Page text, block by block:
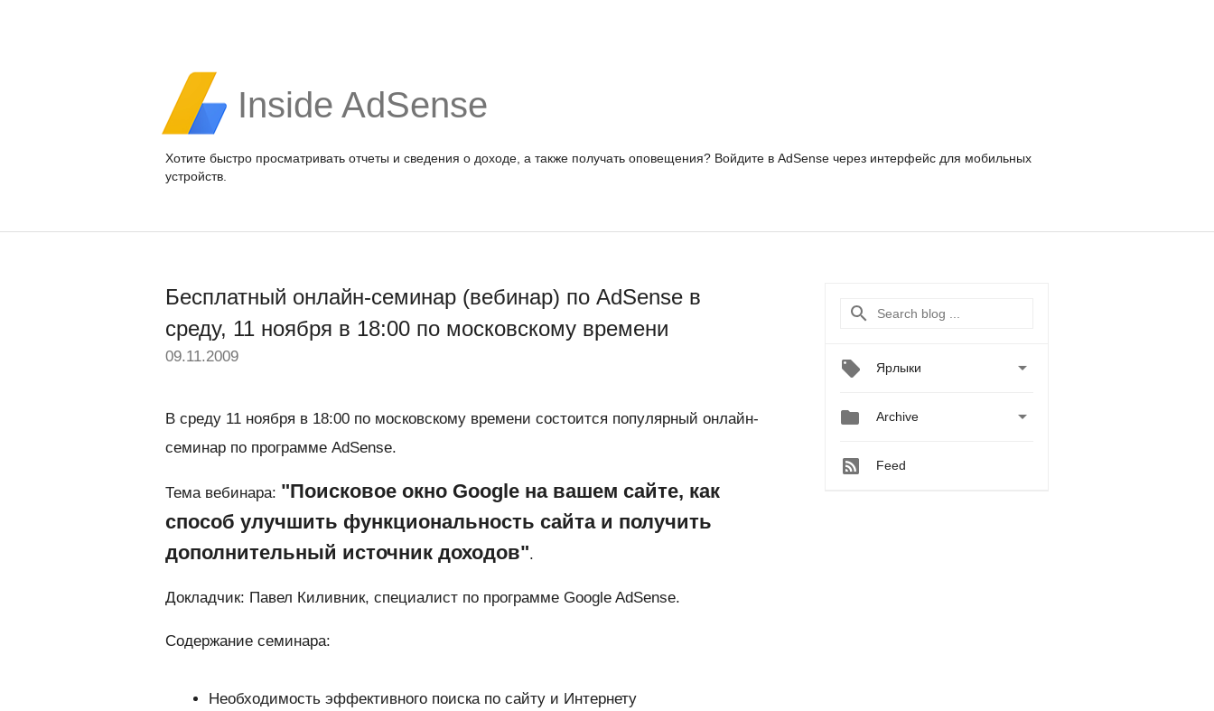
Inside AdSense
Хотите быстро просматривать отчеты и сведения о доходе, а также получать оповещения? Войдите в AdSense через интерфейс для мобильных
устройств.
Бесплатный онлайн-семинар (вебинар) по AdSense в
среду, 11 ноября в 18:00 по московскому времени
09.11.2009
В среду 11 ноября в 18:00 по московскому времени состоится популярный онлайн-
семинар по программе AdSense.
Тема вебинара: "Поисковое окно Google на вашем сайте, как
способ улучшить функциональность сайта и получить
дополнительный источник доходов".
Докладчик: Павел Киливник, специалист по программе Google AdSense.
Содержание семинара:
Необходимость эффективного поиска по сайту и Интернету
Ярлыки 
 Archive 
Feed